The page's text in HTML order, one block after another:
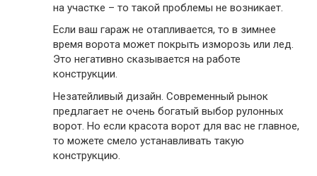
на участке – то такой проблемы не возникает.
Если ваш гараж не отапливается, то в зимнее
время ворота может покрыть изморозь или лед.
Это негативно сказывается на работе
конструкции.
Незатейливый дизайн. Современный рынок
предлагает не очень богатый выбор рулонных
ворот. Но если красота ворот для вас не главное,
то можете смело устанавливать такую
конструкцию.